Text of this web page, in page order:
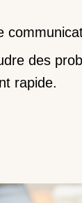
des
rapide.